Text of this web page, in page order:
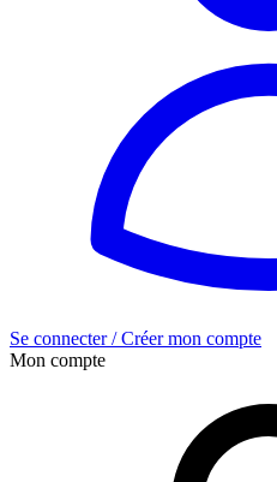
Se connecter / Créer mon compte
Mon compte